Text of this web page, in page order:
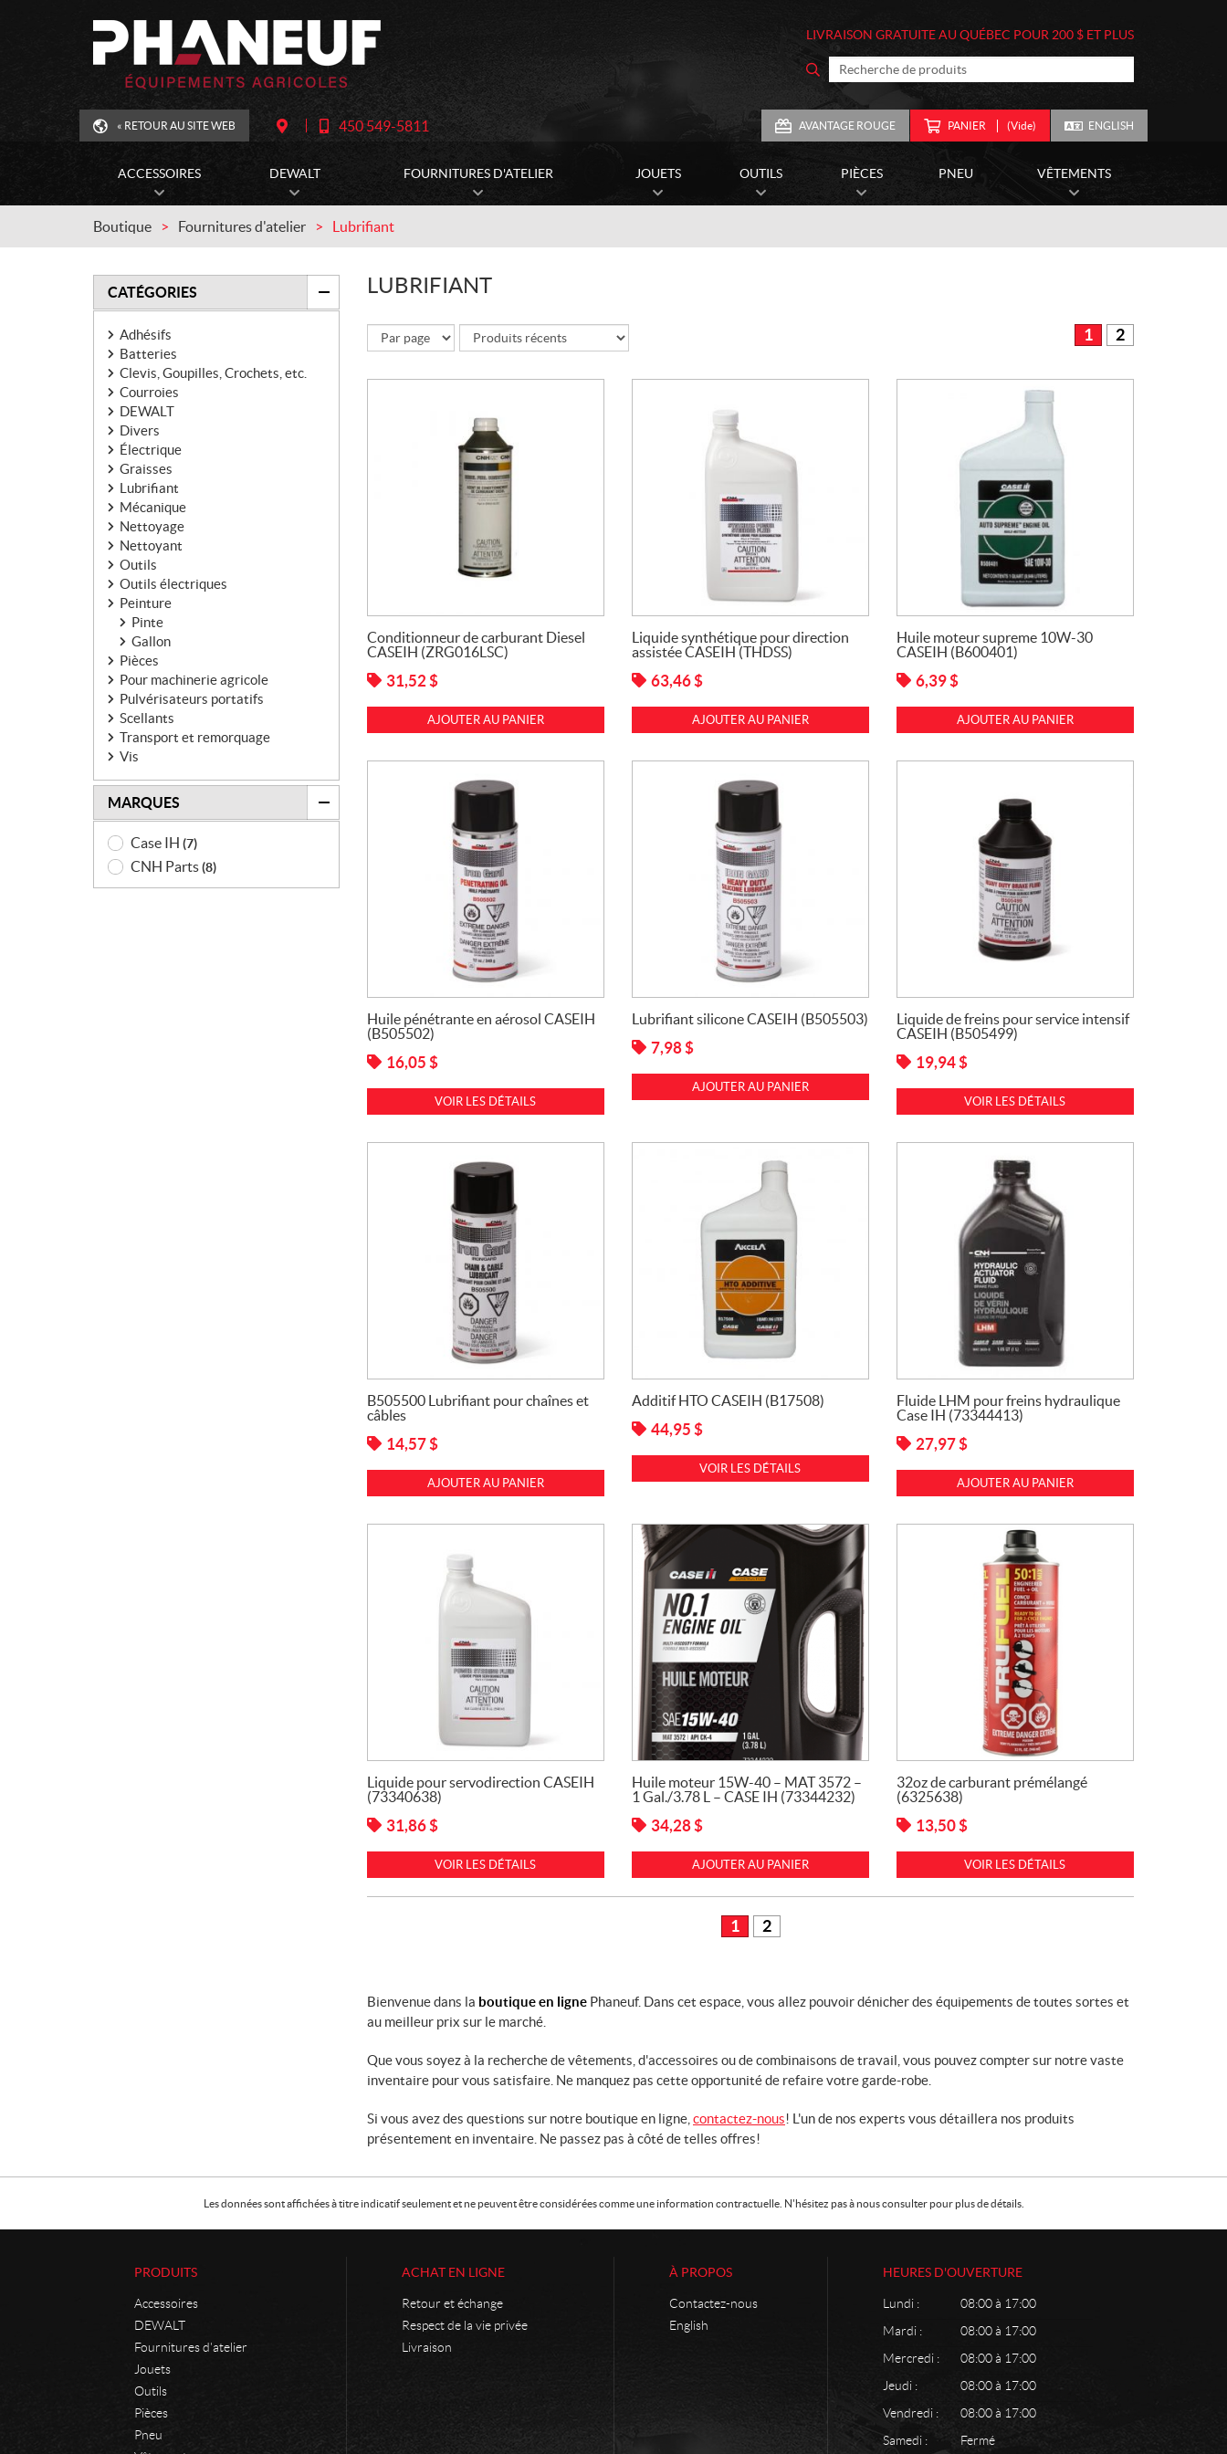
LIVRAISON GRATUITE AU QUÉBEC POUR 200 $ ET PLUS
« RETOUR AU SITE WEB
N
É
R
A
I
R
E
T
É
O
E
450 549-5811 AVANTAGE ROUGE PANIER (Vide) ENGLISH
ACCESSOIRES DEWALT FOURNITURES D'ATELIER JOUETS OUTILS PIÈCES PNEU VÊTEMENTS
Boutique Fournitures d'atelier Lubrifiant
FILTRER
CATÉGORIES
Adhésifs
Batteries
Clevis, Goupilles, Crochets, etc.
Courroies
DEWALT
Divers
Électrique
Graisses
Lubrifiant
Mécanique
Nettoyage
Nettoyant
Outils
Outils électriques
Peinture
Pinte
Gallon
Pièces
Pour machinerie agricole
Pulvérisateurs portatifs
Scellants
Transport et remorquage
Vis
MARQUES
Case IH (7)
CNH Parts(8)
LUBRIFIANT
1 2
Conditionneur de carburant Diesel
CASEIH (ZRG016LSC)
31,52 $
AJOUTER AU PANIER
Liquide synthétique pour direction
assistée CASEIH (THDSS)
63,46$
AJOUTER AU PANIER
Huile moteur supreme 10W-30
CASEIH (B600401)
6,39$
AJOUTER AU PANIER
Huile pénétrante en aérosol CASEIH
(B505502)
16,05 $
VOIR LES DÉTAILS
Lubrifiant silicone CASEIH (B505503)
7,98$
AJOUTER AU PANIER
Liquide de freins pour service intensif
CASEIH (B505499)
19,94$
VOIR LES DÉTAILS
B505500 Lubrifiant pour chaînes et
câbles
14,57$
AJOUTER AU PANIER
Additif HTO CASEIH (B17508)
44,95 $
VOIR LES DÉTAILS
Fluide LHM pour freins hydraulique
Case IH (73344413)
27,97$
AJOUTER AU PANIER
Liquide pour servodirection CASEIH
(73340638)
31,86$
VOIR LES DÉTAILS
Huile moteur 15W-40 – MAT 3572 –
1 Gal./3.78 L – CASE IH (73344232)
34,28$
AJOUTER AU PANIER
32oz de carburant prémélangé
(6325638)
13,50$
VOIR LES DÉTAILS
1 2
Bienvenue dans la boutique en ligne Phaneuf. Dans cet espace, vous allez pouvoir dénicher des équipements de toutes sortes et
au meilleur prix sur le marché.
Que vous soyez à la recherche de vêtements, d'accessoires ou de combinaisons de travail, vous pouvez compter sur notre vaste
inventaire pour vous satisfaire. Ne manquez pas cette opportunité de refaire votre garde-robe.
Si vous avez des questions sur notre boutique en ligne, contactez-nous! L'un de nos experts vous détaillera nos produits
présentement en inventaire. Ne passez pas à côté de telles offres!
Les données sont affichées à titre indicatif seulement et ne peuvent être considérées comme une information contractuelle. N'hésitez pas à nous consulter pour plus de détails.
PRODUITS
Accessoires
DEWALT
Fournitures d'atelier
Jouets
Outils
Pièces
Pneu
ACHAT EN LIGNE
Retour et échange
Respect de la vie privée
Livraison
À PROPOS
Contactez-nous
English
HEURES D'OUVERTURE
Lundi :
08:00 à 17:00
Mardi :
08:00 à 17:00
Mercredi :
08:00 à 17:00
Jeudi :
08:00 à 17:00
Vendredi :
08:00 à 17:00
Samedi :
Fermé